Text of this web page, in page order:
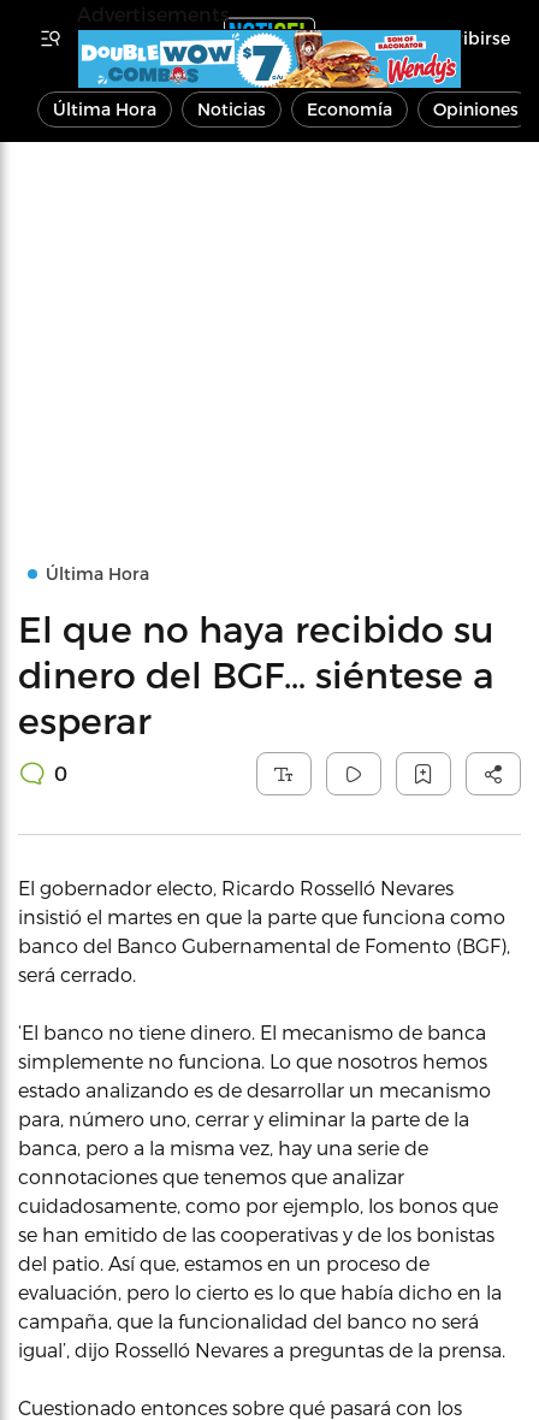
Inscribirse
Última Hora Noticias Economía Opiniones
Última Hora
El que no haya recibido su
dinero del BGF… siéntese a
esperar
0
El gobernador electo, Ricardo Rosselló Nevares
insistió el martes en que la parte que funciona como
banco del Banco Gubernamental de Fomento (BGF),
será cerrado.
‘El banco no tiene dinero. El mecanismo de banca
simplemente no funciona. Lo que nosotros hemos
estado analizando es de desarrollar un mecanismo
para, número uno, cerrar y eliminar la parte de la
banca, pero a la misma vez, hay una serie de
connotaciones que tenemos que analizar
cuidadosamente, como por ejemplo, los bonos que
se han emitido de las cooperativas y de los bonistas
del patio. Así que, estamos en un proceso de
evaluación, pero lo cierto es lo que había dicho en la
campaña, que la funcionalidad del banco no será
igual’, dijo Rosselló Nevares a preguntas de la prensa.
Cuestionado entonces sobre qué pasará con los
Advertisements